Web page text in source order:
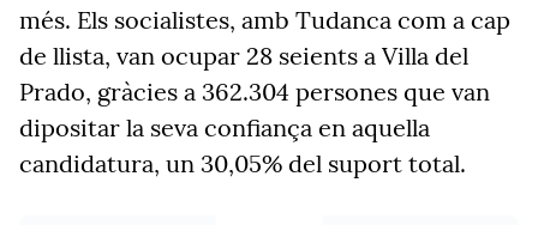
més. Els socialistes, amb Tudanca com a cap
de llista, van ocupar 28 seients a Villa del
Prado, gràcies a 362.304 persones que van
dipositar la seva confiança en aquella
candidatura, un 30,05% del suport total.